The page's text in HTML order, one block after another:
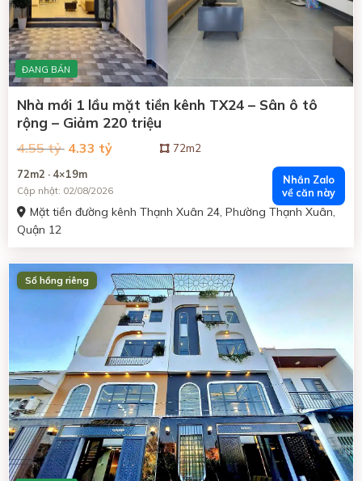
ĐANG BÁN
Nhà mới 1 lầu mặt tiền kênh TX24 – Sân ô tô
rộng – Giảm 220 triệu
4.55 tỷ Giá
gốc
4.55
tỷ
đồng.
4.33 tỷGiá
4.33
tỷ
đồng.
72m2
72m2 · 4×19m
Cập nhật: 02/08/2026
Nhắn Zalo
về căn này
Mặt tiền đường kênh Thạnh Xuân 24, Phường Thạnh Xuân,
Quận 12
Sổ hồng riêng
ĐANG BÁN